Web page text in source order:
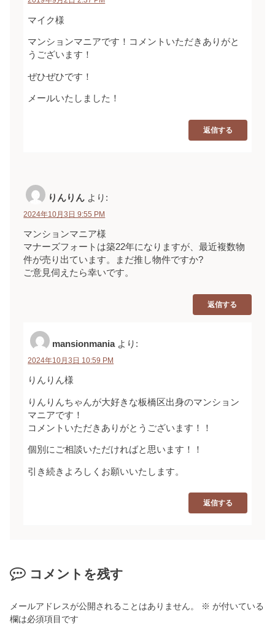
マイク様
マンションマニアです！コメントいただきありがと
うございます！
ぜひぜひです！
メールいたしました！
返信する
りんりん より:
2024年10月3日 9:55 PM
マンションマニア様
マナーズフォートは築22年になりますが、最近複数物
件が売り出ています。まだ推し物件ですか?
ご意見伺えたら幸いです。
返信する
mansionmania より:
2024年10月3日 10:59 PM
りんりん様
りんりんちゃんが大好きな板橋区出身のマンション
マニアです！
コメントいただきありがとうございます！！
個別にご相談いただければと思います！！
引き続きよろしくお願いいたします。
返信する
コメントを残す
メールアドレスが公開されることはありません。 ※ が付いている
欄は必須項目です